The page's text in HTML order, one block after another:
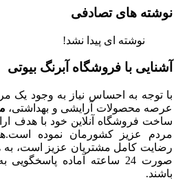
نوشته های تصادفی
نوشته ای پیدا نشد!
آشنایی با فروشگاه آبرنگ بیوتی
با توجه به احساس نیاز به وجود یک
عرصه محصولات آرایشی و بهداشتی،
ساخت فروشگاه آنلاین خود با هدف
مردم عزیز کشورمان نموده
رضایت کامل مشتریان عزیز است، به
صورت 24 ساعته آماده
باشند.